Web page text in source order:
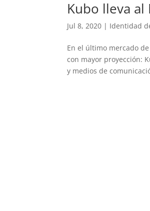
Kubo lleva al
Jul 8, 2020 | Identidad
En el último mercado
con mayor proyección:
y medios de